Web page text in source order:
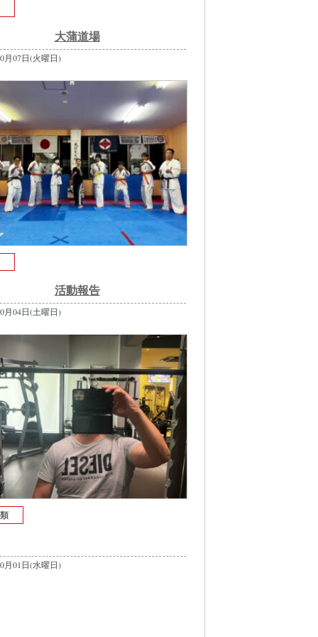
大蒲道場
月07日(火曜日)
活動報告
月04日(土曜日)
月01日(水曜日)